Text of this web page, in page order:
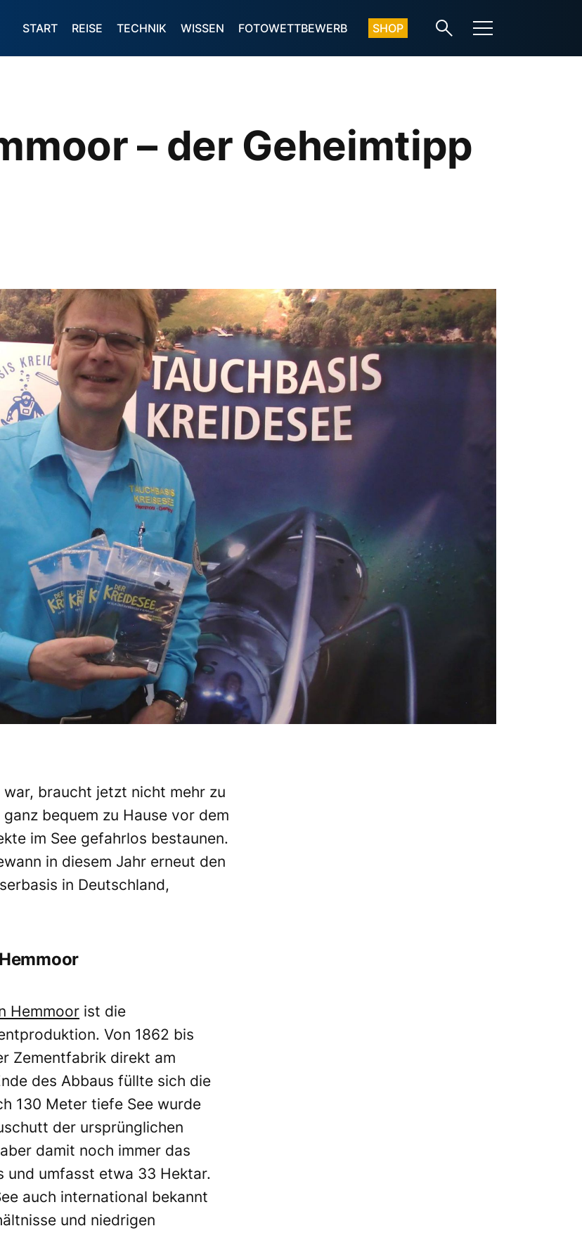
START REISE TECHNIK WISSEN FOTOWETTBEWERB SHOP
– der Geheimtipp
war, braucht jetzt nicht mehr zu
bequem zu Hause vor dem
im See gefahrlos bestaunen.
in diesem Jahr erneut den
in Deutschland,
Hemmoor ist die
Von 1862 bis
Zementfabrik direkt am
des Abbaus füllte sich die
130 Meter tiefe See wurde
der ursprünglichen
damit noch immer das
umfasst etwa 33 Hektar.
auch international bekannt
und niedrigen